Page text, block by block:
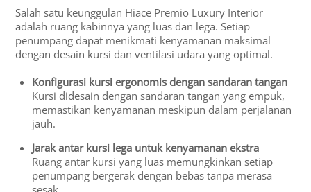
Salah satu keunggulan Hiace Premio Luxury Interior
adalah ruang kabinnya yang luas dan lega. Setiap
penumpang dapat menikmati kenyamanan maksimal
dengan desain kursi dan ventilasi udara yang optimal.
Konfigurasi kursi ergonomis dengan sandaran tangan
Kursi didesain dengan sandaran tangan yang empuk,
memastikan kenyamanan meskipun dalam perjalanan
jauh.
Jarak antar kursi lega untuk kenyamanan ekstra
Ruang antar kursi yang luas memungkinkan setiap
penumpang bergerak dengan bebas tanpa merasa
sesak.